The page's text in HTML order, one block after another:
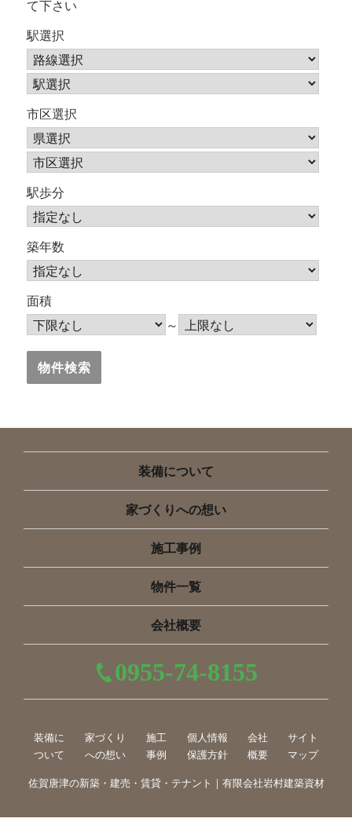
ン
て下さい
駅選択
市区選択
駅歩分
築年数
面積
～
装備について
家づくりへの想い
施工事例
物件一覧
会社概要
0955-74-8155
装備に
ついて
家づくり
への想い
施工
事例
個人情報
保護方針
会社
概要
サイト
マップ
佐賀唐津の新築・建売・賃貸・テナント｜有限会社岩村建築資材